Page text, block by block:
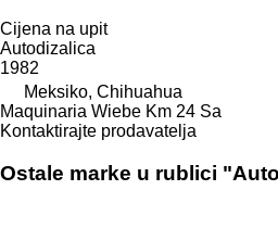
Cijena na upit
Autodizalica
1982
Meksiko, Chihuahua
Maquinaria Wiebe Km 24 Sa
Kontaktirajte prodavatelja
Ostale marke u rublici